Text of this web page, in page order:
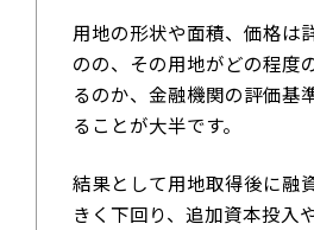
用地の形状や面積、価格は
のの、その用地がどの程度
るのか、金融機関の評価基
ることが大半です。
結果として用地取得後に融
きく下回り、追加資本投入